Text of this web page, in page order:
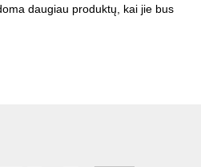
daugiau produktų, kai jie bus